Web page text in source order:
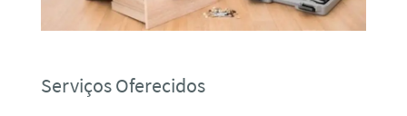
Serviços Oferecidos